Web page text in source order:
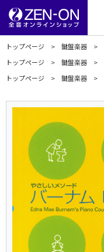
トップページ 鍵盤楽器
トップページ
鍵盤楽器
トップページ
鍵盤楽器